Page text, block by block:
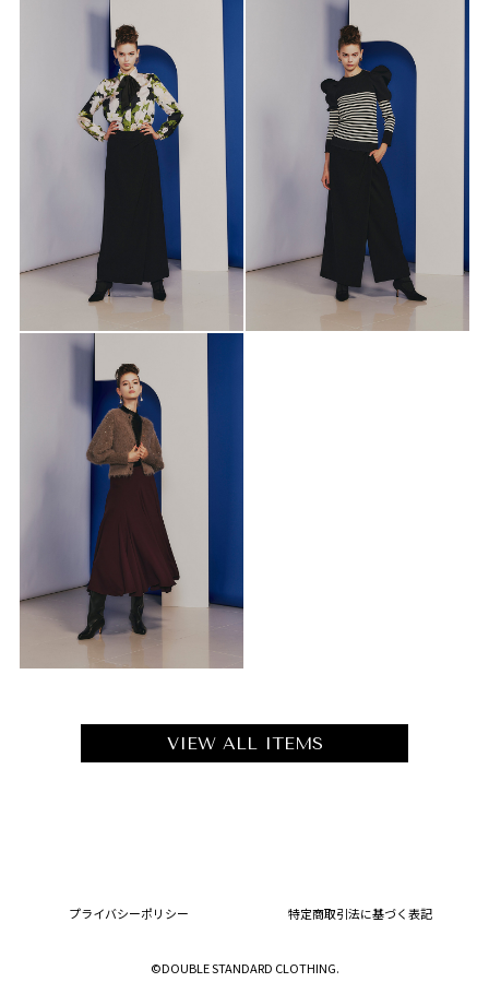
VIEW ALL ITEMS
プライバシーポリシー 特定商取引法に基づく表記
©DOUBLE STANDARD CLOTHING.